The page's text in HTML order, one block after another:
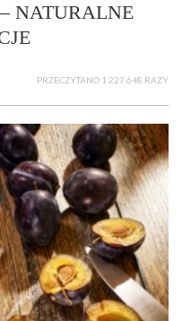
NATURALNE
PRZECZYTANO 1 227 648 RAZY